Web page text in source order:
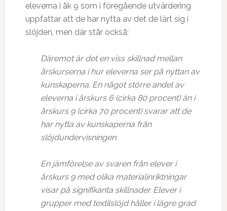
eleverna i åk 9 som i föregående utvärdering
uppfattar att de har nytta av det de lärt sig i
slöjden, men där står också:
Däremot är det en viss skillnad mellan
årskurserna i hur eleverna ser på nyttan av
kunskaperna. En något större andel av
eleverna i årskurs 6 (cirka 80 procent) än i
årskurs 9 (cirka 70 procent) svarar att de
har nytta av kunskaperna från
slöjdundervisningen.
En jämförelse av svaren från elever i
årskurs 9 med olika materialinriktningar
visar på signifikanta skillnader. Elever i
grupper med textilslöjd håller i lägre grad